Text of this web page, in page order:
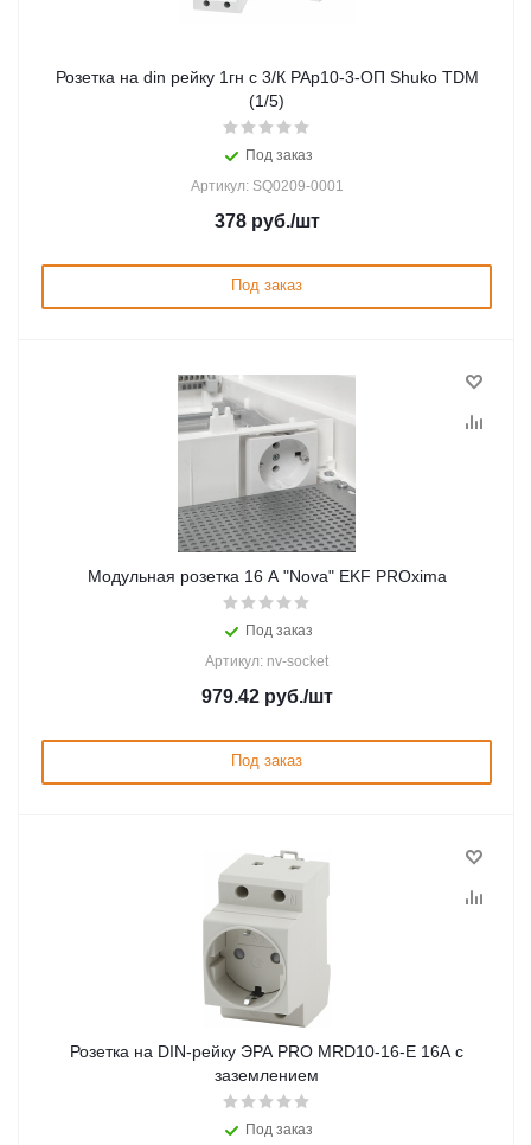
Розетка на din рейку 1гн с 3/К РАр10-3-ОП Shuko TDM
(1/5)
Под заказ
Артикул: SQ0209-0001
378руб./шт
Под заказ
Модульная розетка 16 А "Nova" EKF PROxima
Под заказ
Артикул: nv-socket
979.42руб./шт
Под заказ
Розетка на DIN-рейку ЭРА PRO MRD10-16-E 16А с
заземлением
Под заказ